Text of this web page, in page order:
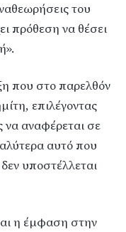
του
πρόθεση να θέσει
που στο παρελθόν
επιλέγοντας
να αναφέρεται σε
αυτό που
υποστέλλεται
η έμφαση στην